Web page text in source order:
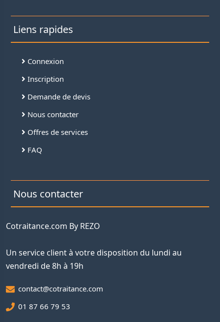
Liens rapides
Connexion
Inscription
Demande de devis
Nous contacter
Offres de services
FAQ
Nous contacter
Cotraitance.com By REZO
Un service client à votre disposition du lundi au
vendredi de 8h à 19h
contact@cotraitance.com
01 87 66 79 53